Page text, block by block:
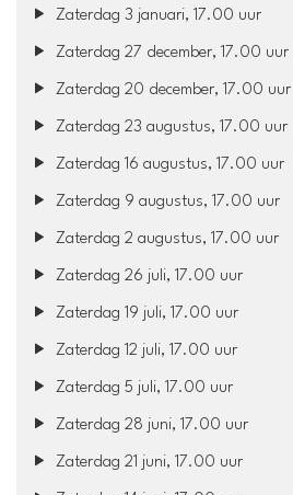
Zaterdag 3 januari, 17.00 uur
Zaterdag 27 december, 17.00 uur
Zaterdag 20 december, 17.00 uur
Zaterdag 23 augustus, 17.00 uur
Zaterdag 16 augustus, 17.00 uur
Zaterdag 9 augustus, 17.00 uur
Zaterdag 2 augustus, 17.00 uur
Zaterdag 26 juli, 17.00 uur
Zaterdag 19 juli, 17.00 uur
Zaterdag 12 juli, 17.00 uur
Zaterdag 5 juli, 17.00 uur
Zaterdag 28 juni, 17.00 uur
Zaterdag 21 juni, 17.00 uur